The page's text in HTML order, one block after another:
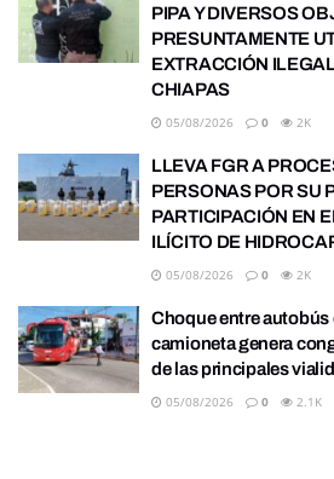
PIPA Y DIVERSOS
PRESUNTAMENTE
EXTRACCIÓN
CHIAPAS
05/08/2026 0 2K
LLEVA FGR A
PERSONAS POR SU
PARTICIPACIÓN EN
ILÍCITO DE
05/08/2026 0 2K
Choque entre autobús
camioneta genera
de las principales
05/08/2026 0 2.1K